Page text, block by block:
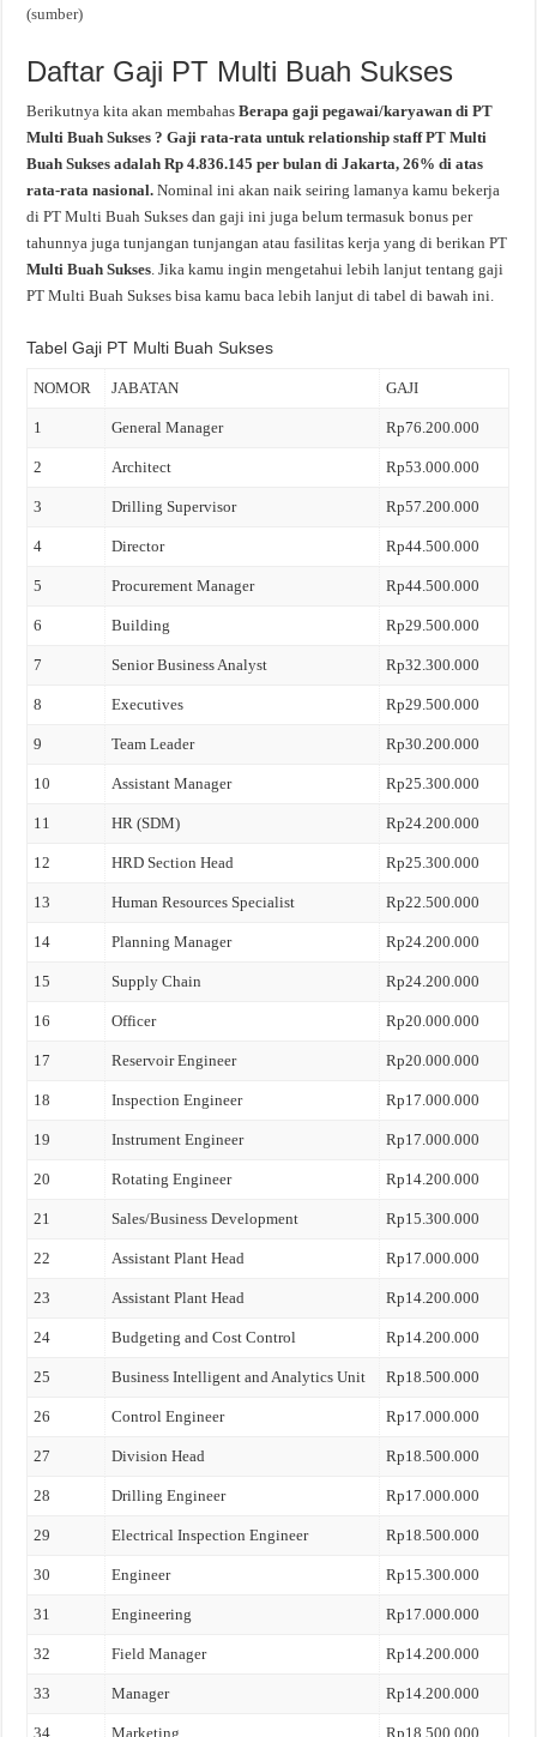
(sumber)
Daftar Gaji PT Multi Buah Sukses
Berikutnya kita akan membahasBerapa gaji pegawai/karyawan di PT
Multi Buah Sukses ? Gaji rata-rata untuk relationship staff PT Multi
Buah Sukses adalah Rp 4.836.145 per bulan di Jakarta, 26% di atas
rata-rata nasional.Nominal ini akan naik seiring lamanya kamu bekerja
di PT Multi Buah Sukses dan gaji ini juga belum termasuk bonus per
tahunnya juga tunjangan tunjangan atau fasilitas kerja yang di berikan PT
Multi Buah Sukses. Jika kamu ingin mengetahui lebih lanjut tentang gaji
PT Multi Buah Sukses bisa kamu baca lebih lanjut di tabel di bawah ini.
Tabel Gaji PT Multi Buah Sukses
NOMOR JABATAN GAJI
1 General Manager Rp76.200.000
2 Architect Rp53.000.000
3 Drilling Supervisor Rp57.200.000
4 Director Rp44.500.000
5 Procurement Manager Rp44.500.000
6 Building Rp29.500.000
7 Senior Business Analyst Rp32.300.000
8 Executives Rp29.500.000
9 Team Leader Rp30.200.000
10 Assistant Manager Rp25.300.000
11 HR (SDM) Rp24.200.000
12 HRD Section Head Rp25.300.000
13 Human Resources Specialist Rp22.500.000
14 Planning Manager Rp24.200.000
15 Supply Chain Rp24.200.000
16 Officer Rp20.000.000
17 Reservoir Engineer Rp20.000.000
18 Inspection Engineer Rp17.000.000
19 Instrument Engineer Rp17.000.000
20 Rotating Engineer Rp14.200.000
21 Sales/Business Development Rp15.300.000
22 Assistant Plant Head Rp17.000.000
23 Assistant Plant Head Rp14.200.000
24 Budgeting and Cost Control Rp14.200.000
25 Business Intelligent and Analytics Unit Rp18.500.000
26 Control Engineer Rp17.000.000
27 Division Head Rp18.500.000
28 Drilling Engineer Rp17.000.000
29 Electrical Inspection Engineer Rp18.500.000
30 Engineer Rp15.300.000
31 Engineering Rp17.000.000
32 Field Manager Rp14.200.000
33 Manager Rp14.200.000
34 Marketing Rp18.500.000